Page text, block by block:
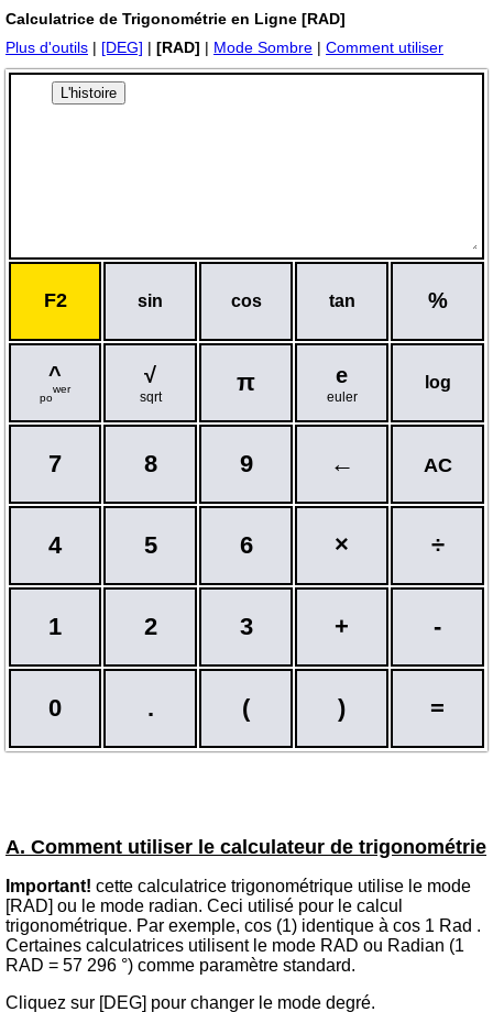
Calculatrice de Trigonométrie en Ligne [RAD]
Plus d'outils | [DEG] | [RAD] | Mode Sombre | Comment utiliser
L'histoire
F2 sin cos tan %
^
po
wer
√
sqrt
π e
euler
log
7 8 9 ← AC
4 5 6 × ÷
1 2 3 + -
0 . ( ) =
A. Comment utiliser le calculateur de trigonométrie
Important! cette calculatrice trigonométrique utilise le mode
[RAD] ou le mode radian. Ceci utilisé pour le calcul
trigonométrique. Par exemple, cos (1) identique à cos 1 Rad .
Certaines calculatrices utilisent le mode RAD ou Radian (1
RAD = 57 296 °) comme paramètre standard.
Cliquez sur [DEG] pour changer le mode degré.